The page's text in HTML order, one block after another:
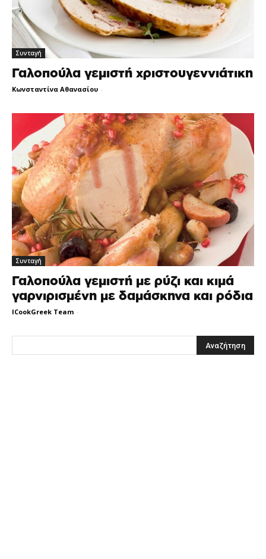
Συνταγή
Γαλοπούλα γεμιστή χριστουγεννιάτικη
Κωνσταντίνα Αθανασίου -
Συνταγή
Γαλοπούλα γεμιστή με ρύζι και κιμά
γαρνιρισμένη με δαμάσκηνα και ρόδια
ICookGreek Team -